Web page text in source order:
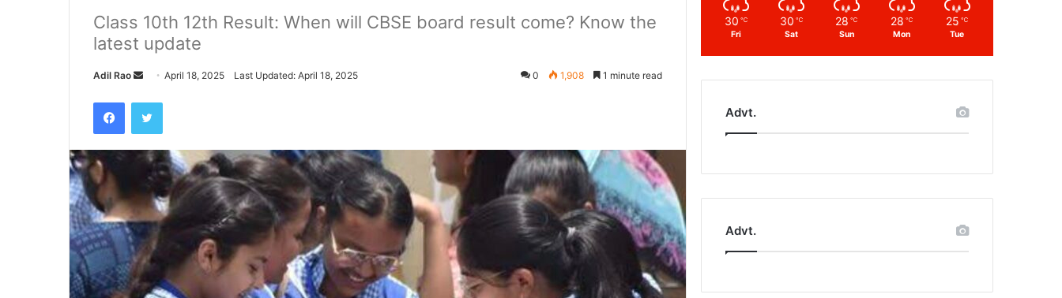
Class 10th 12th Result: When will CBSE board result come? Know the
latest update
Adil Rao
n
d
a
e
m
a
i
l
April 18, 2025 Last Updated: April 18, 2025 0 1,908 1 minute read
30 ℃
Fri
30 ℃
Sat
28 ℃
Sun
28 ℃
Mon
25 ℃
Tue
Advt.
Advt.